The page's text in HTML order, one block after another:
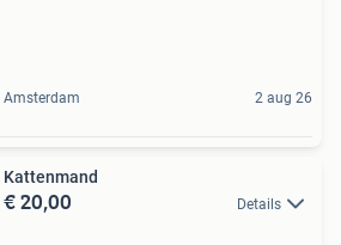
Amsterdam 2 aug 26
Kattenmand
€ 20,00 Details